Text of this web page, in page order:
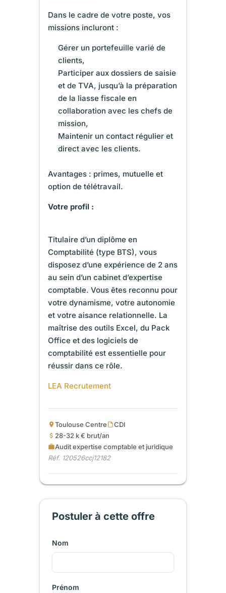
Dans le cadre de votre poste, vos
missions incluront :
Gérer un portefeuille varié de
clients,
Participer aux dossiers de saisie
et de TVA, jusqu’à la préparation
de la liasse fiscale en
collaboration avec les chefs de
mission,
Maintenir un contact régulier et
direct avec les clients.
Avantages : primes, mutuelle et
option de télétravail.
Votre profil :
Titulaire d’un diplôme en
Comptabilité (type BTS), vous
disposez d’une expérience de 2 ans
au sein d’un cabinet d’expertise
comptable. Vous êtes reconnu pour
votre dynamisme, votre autonomie
et votre aisance relationnelle. La
maîtrise des outils Excel, du Pack
Office et des logiciels de
comptabilité est essentielle pour
réussir dans ce rôle.
LEA Recrutement
Toulouse Centre
CDI
28-32 k € brut/an
Audit expertise comptable et juridique
Réf. 120526ccj12182
Postuler à cette offre
Nom
Prénom